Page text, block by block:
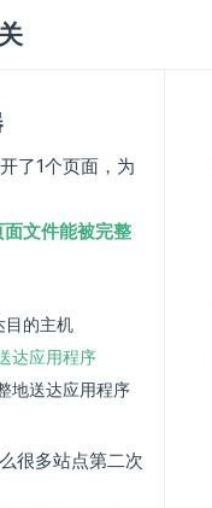
了1个页面，为
文件能被完整
目的主机
达应用程序
地送达应用程序
很多站点第二次